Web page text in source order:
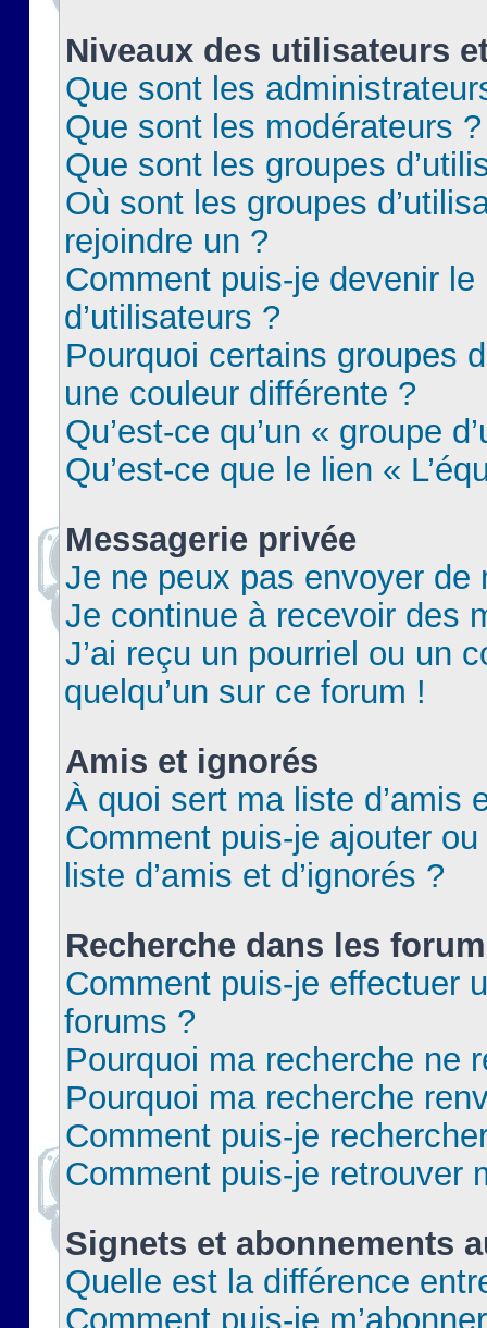
Niveaux des utilisateurs
Que sont les
Que sont les modérateurs ?
Que sont les groupes
Où sont les groupes
rejoindre un ?
Comment puis-je devenir le
d’utilisateurs ?
Pourquoi certains groupes
une couleur différente ?
Qu’est-ce qu’un « groupe
Qu’est-ce que le lien «
Messagerie privée
Je ne peux pas envoyer de
Je continue à recevoir des
J’ai reçu un pourriel ou un
quelqu’un sur ce forum !
Amis et ignorés
À quoi sert ma liste d’amis
Comment puis-je ajouter
liste d’amis et d’ignorés ?
Recherche dans les
Comment puis-je effectuer
forums ?
Pourquoi ma recherche ne
Pourquoi ma recherche
Comment puis-je
Comment puis-je retrouver
Signets et abonnements
Quelle est la différence
Comment puis-je